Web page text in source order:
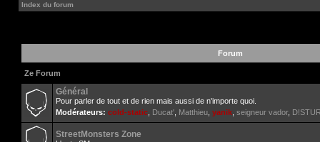
Index du forum
Forum
Ze Forum
Général
Pour parler de tout et de rien mais aussi de n'importe quoi.
Modérateurs: cold-static Ducat' Matthieu yanik seigneur vador,
StreetMonsters Zone